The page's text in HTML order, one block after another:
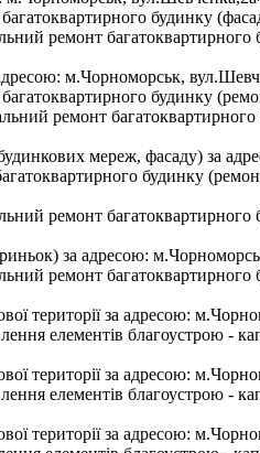
будинку
ремонт
м.Чорноморськ,
будинку
ремонт
мереж, фасаду) за
будинку
ремонт
за адресою:
ремонт
території за адресою:
елементів благоустрою -
території за адресою:
елементів благоустрою -
території за адресою: